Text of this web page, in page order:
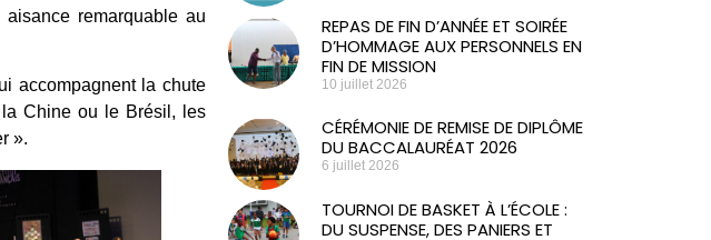
remarquable au
accompagnent la chute
la Chine ou le Brésil, les
».
REPAS DE FIN D’ANNÉE ET SOIRÉE
D’HOMMAGE AUX PERSONNELS EN
FIN DE MISSION
10 juillet 2026
CÉRÉMONIE DE REMISE DE DIPLÔME
DU BACCALAURÉAT 2026
6 juillet 2026
TOURNOI DE BASKET À L’ÉCOLE :
DU SUSPENSE, DES PANIERS ET